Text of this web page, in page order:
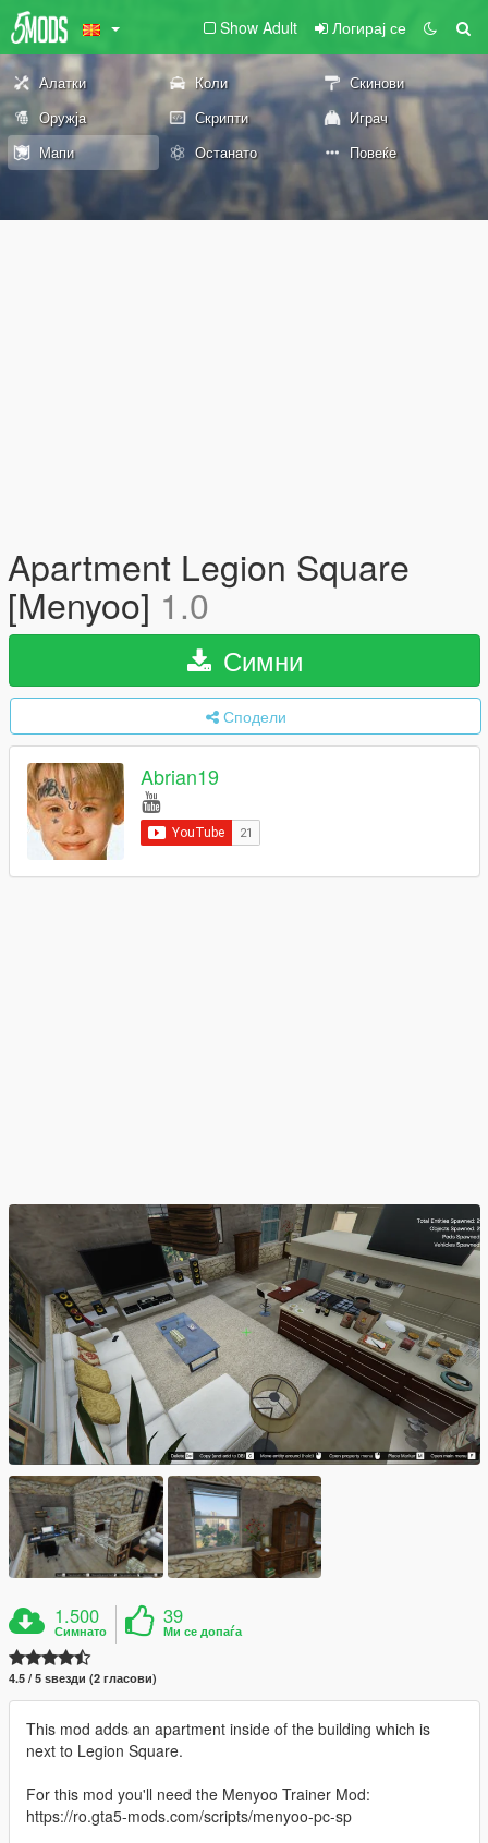
Show Adult Логирај се
Алатки Коли
Скинови
Оружја
Скрипти
Играч
Мапи
Останато Повеќе
Apartment Legion Square
[Menyoo] 1.0
Симни
Сподели
Abrian19
1.500
Симнато
39
Ми се допаѓа
4.5 / 5 ѕвезди (2 гласови)
This mod adds an apartment inside of the building which is
next to Legion Square.
For this mod you'll need the Menyoo Trainer Mod:
https://ro.gta5-mods.com/scripts/menyoo-pc-sp